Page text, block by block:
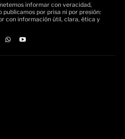
informar con veracidad,
por prisa ni por presión:
con información útil, clara, ética y